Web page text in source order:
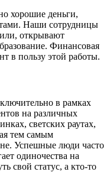
хорошие деньги,
Наши сотрудницы
открывают
Финансовая
в пользу этой работы.
в рамках
на различных
светских раутах,
тем самым
Успешные люди часто
одиночества на
свой статус, а кто-то